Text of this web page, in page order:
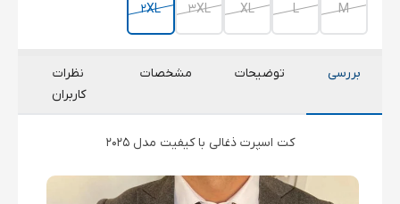
M
L
XL
3XL
2XL
بررسی توضیحات مشخصات
نظرات
کاربران
کت اسپرت ذغالی با کیفیت مدل 2025